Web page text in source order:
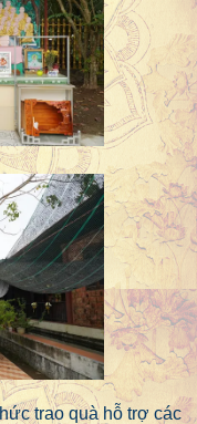
trao quà hỗ trợ các